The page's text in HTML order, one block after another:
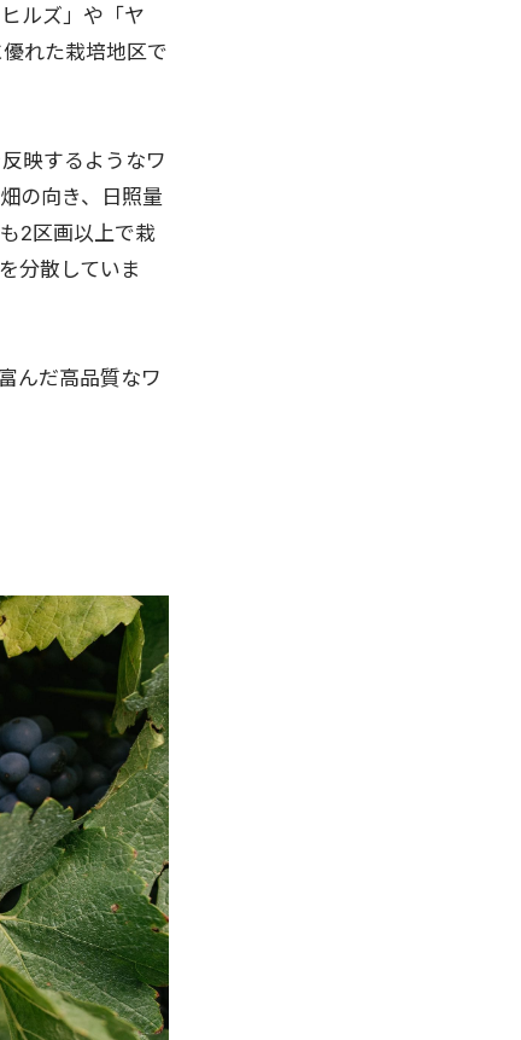
ルズ」や「ヤ
れた栽培地区で
映するようなワ
の向き、日照量
2区画以上で栽
分散していま
んだ高品質なワ